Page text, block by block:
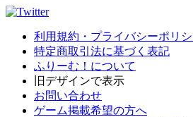
利用規約・プライバシーポリ
特定商取引法に基づく表記
ふりーむ！について
旧デザインで表示
お問い合わせ
ゲーム掲載希望の方へ